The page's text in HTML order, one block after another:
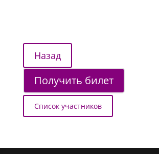
Получить билет
Список участников